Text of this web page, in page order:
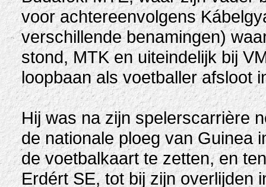
voor achtereenvolgens
verschillende benamingen)
stond, MTK en uiteindelijk bij
loopbaan als voetballer afsloot
Hij was na zijn spelerscarrière
de nationale ploeg van Guinea
de voetbalkaart te zetten, en
Erdért SE, tot bij zijn overlijden